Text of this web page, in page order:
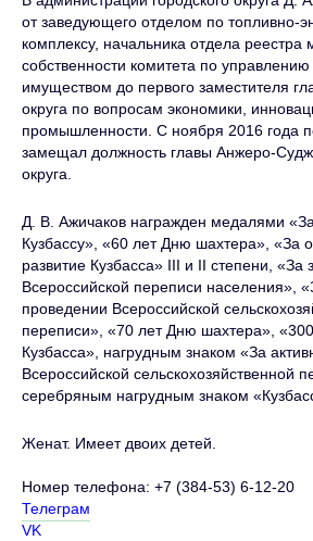
от заведующего отделом по топливно-
комплексу, начальника отдела реестра
собственности комитета по
имуществом до первого заместителя
округа по вопросам экономики,
промышленности. С ноября 2016 года
замещал должность главы Анжеро-
округа.
Д. В. Ажичаков награжден медалями
Кузбассу», «60 лет Дню шахтера», «За
развитие Кузбасса» III и II степени, «За
Всероссийской переписи населения»,
проведении Всероссийской
переписи», «70 лет Дню шахтера»,
Кузбасса», нагрудным знаком «За
Всероссийской сельскохозяйственной
серебряным нагрудным знаком
Женат. Имеет двоих детей.
Номер телефона: +7 (384-53) 6-12-20
Телеграм
VK